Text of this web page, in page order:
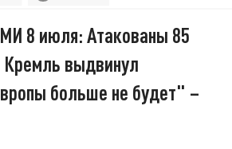
8 июля: Атакованы 85
выдвинул
больше не будет" –